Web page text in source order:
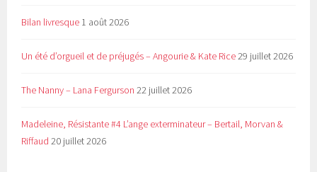
Bilan livresque 1 août 2026
Un été d’orgueil et de préjugés – Angourie & Kate Rice29 juillet 2026
The Nanny – Lana Fergurson 22 juillet 2026
Madeleine, Résistante #4 L’ange exterminateur – Bertail, Morvan &
Riffaud 20 juillet 2026